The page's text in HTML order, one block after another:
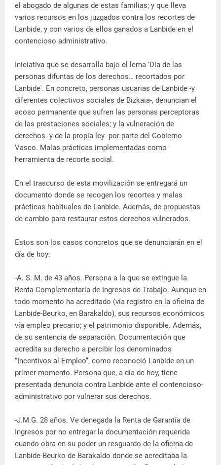
el abogado de algunas de estas familias; y que lleva
varios recursos en los juzgados contra los recortes de
Lanbide, y con varios de ellos ganados a Lanbide en el
contencioso administrativo.
Iniciativa que se desarrolla bajo el lema 'Día de las
personas difuntas de los derechos… recortados por
Lanbide'. En concreto, personas usuarias de Lanbide -y
diferentes colectivos sociales de Bizkaia-, denuncian el
acoso permanente que sufren las personas perceptoras
de las prestaciones sociales; y la vulneración de
derechos -y de la propia ley- por parte del Gobierno
Vasco. Malas prácticas implementadas como
herramienta de recorte social.
En el trascurso de esta movilización se entregará un
documento donde se recogen los recortes y malas
prácticas habituales de Lanbide. Además, de propuestas
de cambio para restaurar estos derechos vulnerados.
Estos son los casos concretos que se denunciarán en el
día de hoy:
-A. S. M. de 43 años. Persona a la que se extingue la
Renta Complementaria de Ingresos de Trabajo. Aunque en
todo momento ha acreditado (vía registro en la oficina de
Lanbide-Beurko, en Barakaldo), sus recursos económicos
vía empleo precario; y el patrimonio disponible. Además,
de su sentencia de separación. Documentación que
acredita su derecho a percibir los denominados
“Incentivos al Empleo”, como reconoció Lanbide en un
primer momento. Persona que, a día de hoy, tiene
presentada denuncia contra Lanbide ante el contencioso-
administrativo por vulnerar sus derechos.
-J.M.G. 28 años. Ve denegada la Renta de Garantía de
Ingresos por no entregar la documentación requerida
cuando obra en su poder un resguardo de la oficina de
Lanbide-Beurko de Barakaldo donde se acreditaba la